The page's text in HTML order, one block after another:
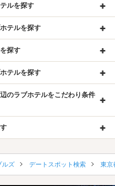
ルを探す
テルを探す
探す
テルを探す
のラブホテルをこだわり条件
ルズ デートスポット検索 東京